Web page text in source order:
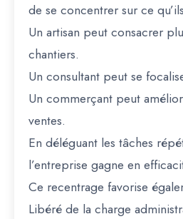
de se concentrer sur ce
Un artisan peut consacrer
chantiers.
Un consultant peut se
Un commerçant peut
ventes.
En déléguant les tâches
l’entreprise gagne en
Ce recentrage favorise
Libéré de la charge